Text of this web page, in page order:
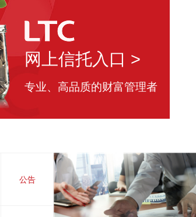
网上信托入口 >
专业、高品质的财富管理者
公告